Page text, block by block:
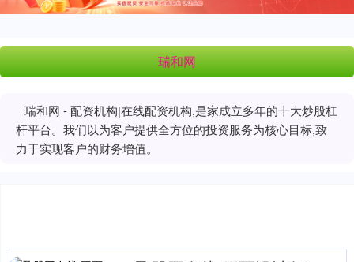
瑞和网
瑞和网 - 配资机构|在线配资机构,是家成立多年的十大炒股杠
杆平台。我们以为客户提供全方位的投资服务为核心目标,致
力于实现客户的财务增值。